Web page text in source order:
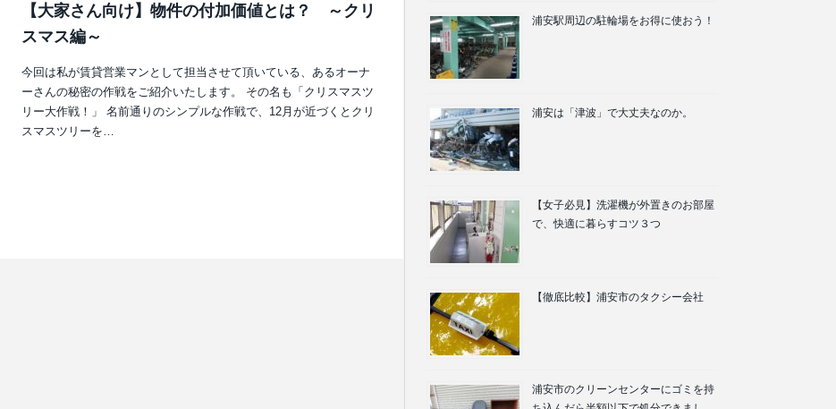
【大家さん向け】物件の付加価値とは？ ～クリ
スマス編～
今回は私が賃貸営業マンとして担当させて頂いている、あるオーナ
ーさんの秘密の作戦をご紹介いたします。 その名も「クリスマスツ
リー大作戦！」 名前通りのシンプルな作戦で、12月が近づくとクリ
スマスツリーを…
浦安駅周辺の駐輪場をお得に使おう！
浦安は「津波」で大丈夫なのか。
【女子必見】洗濯機が外置きのお部屋
で、快適に暮らすコツ３つ
【徹底比較】浦安市のタクシー会社
浦安市のクリーンセンターにゴミを持